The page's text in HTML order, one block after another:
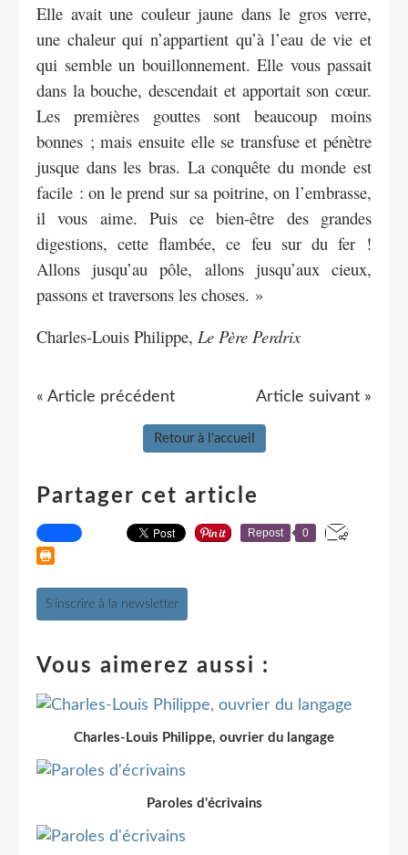
Elle avait une couleur jaune dans le gros verre,
une chaleur qui n’appartient qu’à l’eau de vie et
qui semble un bouillonnement. Elle vous passait
dans la bouche, descendait et apportait son cœur.
Les premières gouttes sont beaucoup moins
bonnes ; mais ensuite elle se transfuse et pénètre
jusque dans les bras. La conquête du monde est
facile : on le prend sur sa poitrine, on l’embrasse,
il vous aime. Puis ce bien-être des grandes
digestions, cette flambée, ce feu sur du fer !
Allons jusqu’au pôle, allons jusqu’aux cieux,
passons et traversons les choses. »
Charles-Louis Philippe, Le Père Perdrix
« Article précédent Article suivant »
Retour à l'accueil
Partager cet article
Repost 0
S'inscrire à la newsletter
Vous aimerez aussi :
Charles-Louis Philippe, ouvrier du langage
Paroles d'écrivains